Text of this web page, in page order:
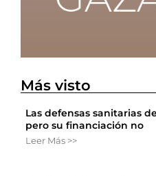
Más visto
Las defensas sanitarias
pero su financiación no
Leer Más >>